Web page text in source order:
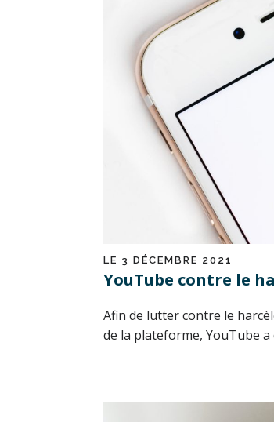
LE 3 DÉCEMBRE 2021
YouTube contre le
Afin de lutter contre le
de la plateforme, YouTube a